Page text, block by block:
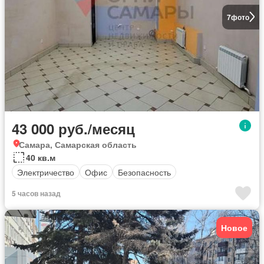
7фото
43 000 руб./месяц
Самара, Самарская область
40 кв.м
Электричество
Офис Безопасность
5 часов назад
Новое